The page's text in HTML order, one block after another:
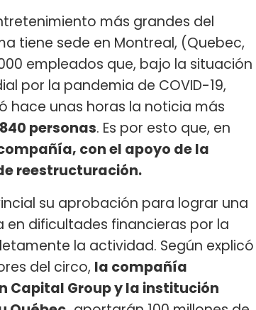
más grandes del
tiene sede en Montreal, (Quebec,
empleados que, bajo la situación
por la pandemia de COVID-19,
hace unas horas la noticia más
personas. Es por esto que, en
con el apoyo de la
reestructuración.
su aprobación para lograr una
dificultades financieras por la
la actividad. Según explicó
del circo, la compañía
Capital Group y la institución